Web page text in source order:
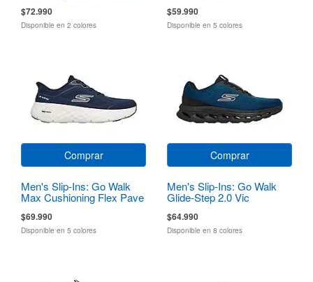
$72.990
Disponible en 2 colores
$59.990
Disponible en 5 colores
Comprar
Men's Slip-Ins: Go Walk
Max Cushioning Flex Pave
$69.990
Disponible en 5 colores
Comprar
Men's Slip-Ins: Go Walk
Glide-Step 2.0 Vic
$64.990
Disponible en 8 colores